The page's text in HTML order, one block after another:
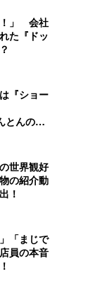
！」 会社
た『ドッ
『ショー
とんの戦
世界観好
の紹介動
！
「まじで
員の本音